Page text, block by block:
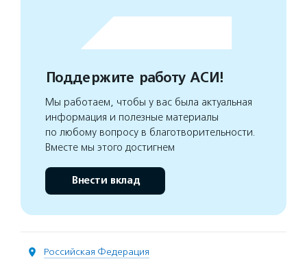
Поддержите работу АСИ!
Мы работаем, чтобы у вас была актуальная
информация и полезные материалы
по любому вопросу в благотворительности.
Вместе мы этого достигнем
Внести вклад
Российская Федерация